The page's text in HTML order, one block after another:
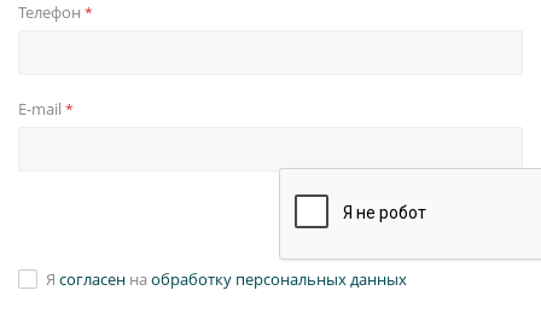
Телефон *
E-mail *
Я согласен на обработку персональных данных